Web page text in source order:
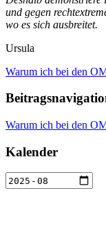
und gegen
wo es sich ausbreitet.
Ursula
Warum ich bei den
Warum ich bei den
Kalender